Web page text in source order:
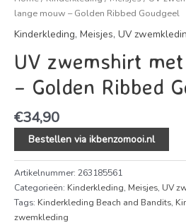
lange mouw – Golden Ribbed Goudgeel
Kinderkleding, Meisjes, UV
UV zwemshirt
– Golden Ribbed
€34,90
Bestellen via ikbenzomooi.nl
Artikelnummer: 263185561
Categorieën: Kinderkleding, Meisjes, UV
Tags: Kinderkleding Beach and Bandits,
zwemkleding